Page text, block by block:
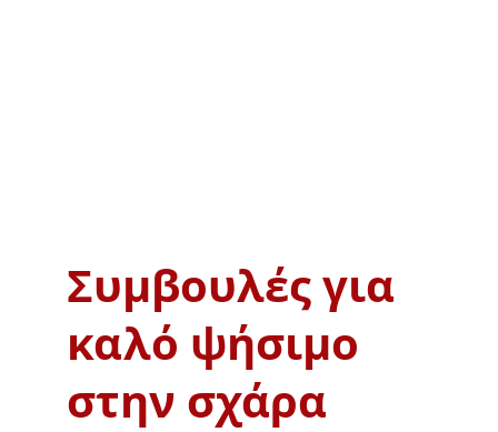
Συμβουλές για
καλό ψήσιμο
στην σχάρα